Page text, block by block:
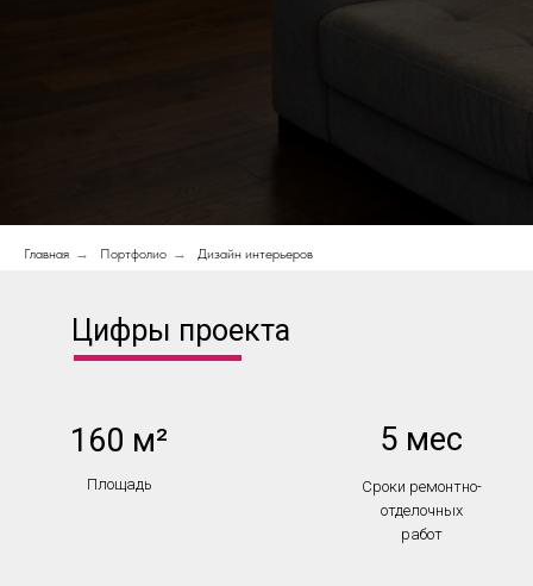
Главная → Портфолио → Дизайн интерьеров
Цифры проекта
160 м² 5 мес
Площадь
Сроки ремонтно-
отделочных
работ